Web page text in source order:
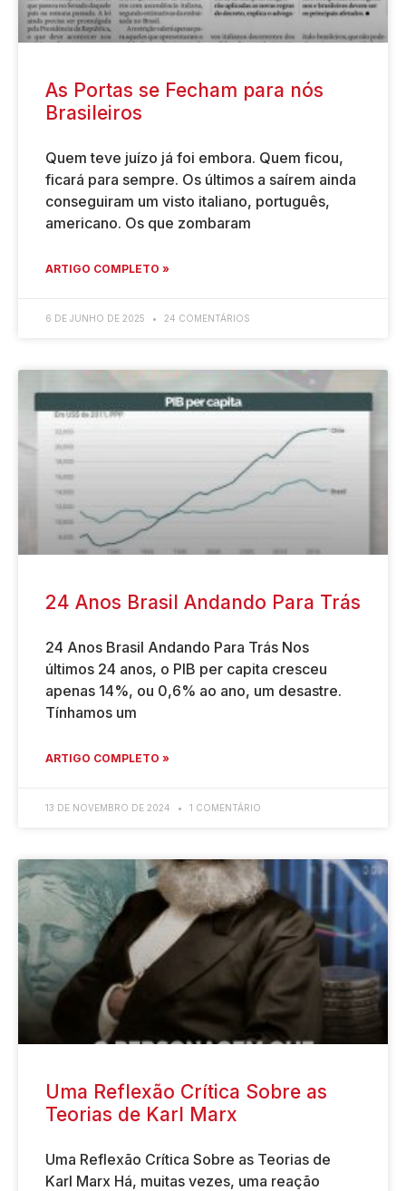
As Portas se Fecham para nós
Brasileiros
Quem teve juízo já foi embora. Quem ficou,
ficará para sempre. Os últimos a saírem ainda
conseguiram um visto italiano, português,
americano. Os que zombaram
ARTIGO COMPLETO »
6 DE JUNHO DE 2025 24 COMENTÁRIOS
24 Anos Brasil Andando Para Trás
24 Anos Brasil Andando Para Trás Nos
últimos 24 anos, o PIB per capita cresceu
apenas 14%, ou 0,6% ao ano, um desastre.
Tínhamos um
ARTIGO COMPLETO »
13 DE NOVEMBRO DE 2024 1 COMENTÁRIO
Uma Reflexão Crítica Sobre as
Teorias de Karl Marx
Uma Reflexão Crítica Sobre as Teorias de
Karl Marx Há, muitas vezes, uma reação